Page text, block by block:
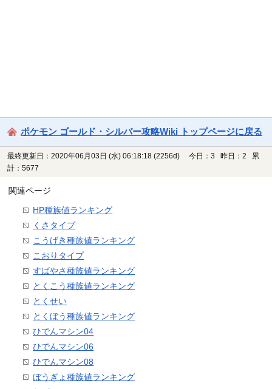
ポケモン ゴールド・シルバー攻略Wiki トップページに戻る
最終更新日：2020年06月03日 (水) 06:18:18 (2256d)
今日：3 昨日：2 累
計：5677
関連ページ
HP種族値ランキング
くさタイプ
こうげき種族値ランキング
こおりタイプ
すばやさ種族値ランキング
とくこう種族値ランキング
とくせい
とくぼう種族値ランキング
ひでんマシン04
ひでんマシン06
ひでんマシン08
ぼうぎょ種族値ランキング